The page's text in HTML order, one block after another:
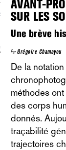
VAGUES
politique et critique de la
AVANT-
SUR LES
Une brève
ParGrégoire Chamayou
De la notation chorégraphique au XVIIIe siècle à la
méthodes
des corps
donnés.
traçabilité
trajectoires